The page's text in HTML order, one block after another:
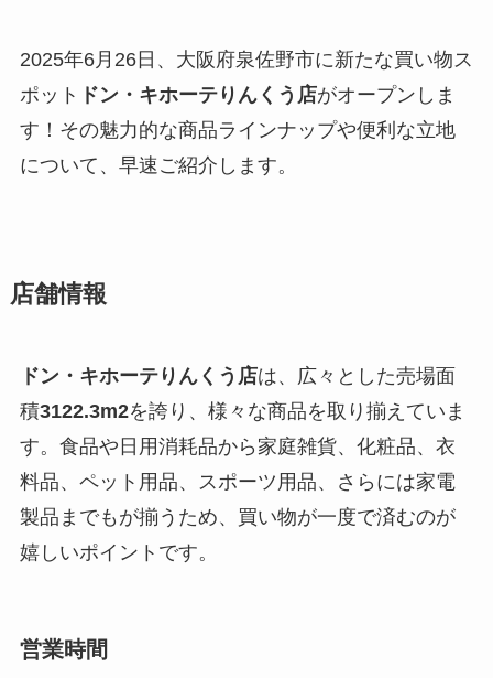
2025年6月26日、大阪府泉佐野市に新たな買い物ス
ポット ドン・キホーテりんくう店がオープンしま
す！その魅力的な商品ラインナップや便利な立地
について、早速ご紹介します。
店舗情報
ドン・キホーテりんくう店は、広々とした売場面
積3122.3m2を誇り、様々な商品を取り揃えていま
す。食品や日用消耗品から家庭雑貨、化粧品、衣
料品、ペット用品、スポーツ用品、さらには家電
製品までもが揃うため、買い物が一度で済むのが
嬉しいポイントです。
営業時間